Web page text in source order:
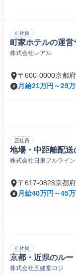
正社員
町家ホテルの運
株式会社レアル
〒600-0000京都
月給21万円～29
正社員
地場・中距離配
株式会社日東フルライン
〒617-0828京都
月給40万円～45万
正社員
京都・近県のル
株式会社五健堂ロジ